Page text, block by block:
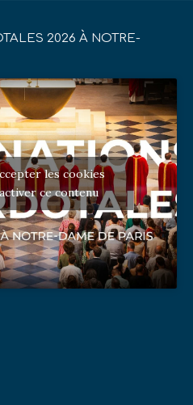
2026 À NOTRE-
les cookies
ce contenu